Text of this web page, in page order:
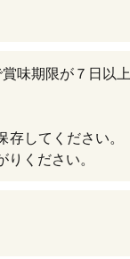
味期限が７日以上
してください。
りください。